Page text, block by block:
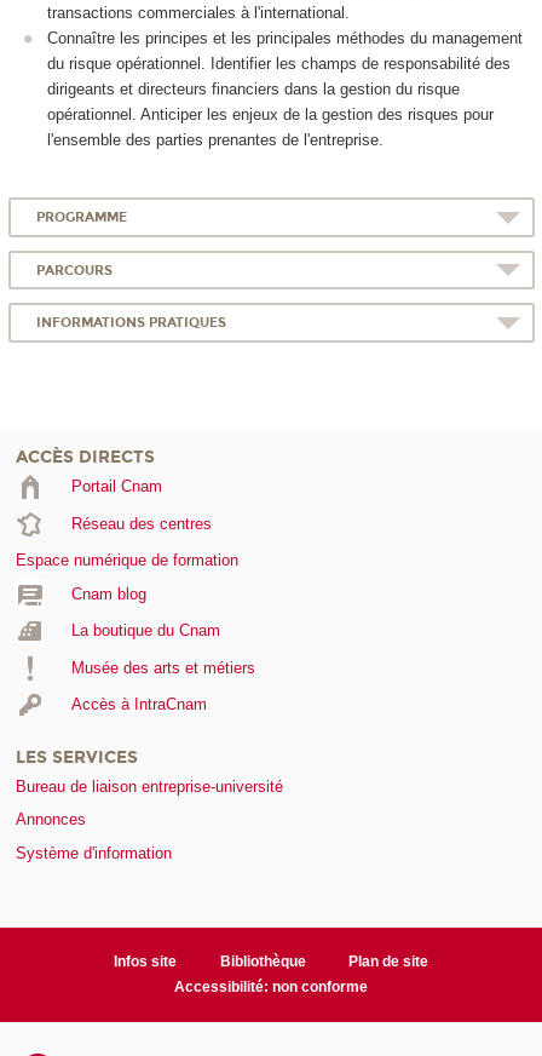
transactions commerciales à l'international.
Connaître les principes et les principales méthodes du management
du risque opérationnel. Identifier les champs de responsabilité des
dirigeants et directeurs financiers dans la gestion du risque
opérationnel. Anticiper les enjeux de la gestion des risques pour
l'ensemble des parties prenantes de l'entreprise.
PROGRAMME
PARCOURS
INFORMATIONS PRATIQUES
ACCÈS DIRECTS
Portail Cnam
Réseau des centres
Espace numérique de formation
Cnam blog
La boutique du Cnam
Musée des arts et métiers
Accès à IntraCnam
LES SERVICES
Bureau de liaison entreprise-université
Annonces
Système d'information
Infos site Bibliothèque
Plan de site
Accessibilité: non conforme